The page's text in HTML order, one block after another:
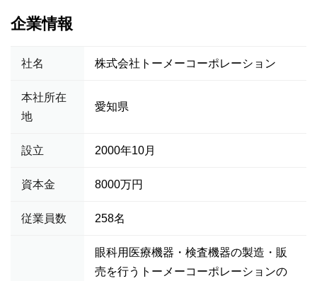
企業情報
社名 株式会社トーメーコーポレーション
本社所在
地
愛知県
設立 2000年10月
資本金 8000万円
従業員数 258名
眼科用医療機器・検査機器の製造・販
売を行うトーメーコーポレーションの